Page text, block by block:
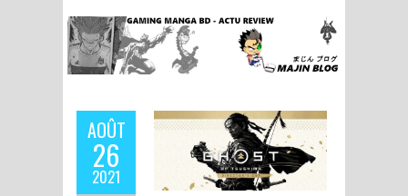
AOÛT
26
2021